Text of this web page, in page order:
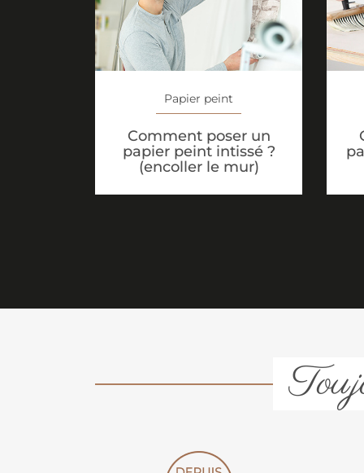
Papier peint
Comment poser un
papier peint intissé ?
(encoller le mur)